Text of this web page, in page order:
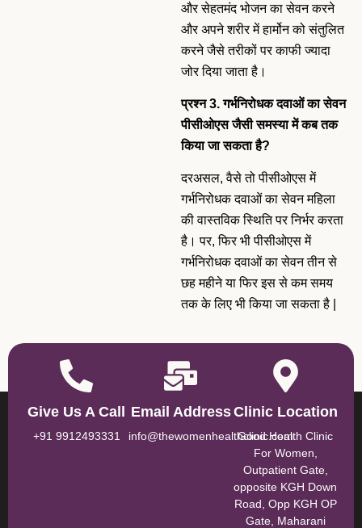
और सेहतमंद भोजन का सेवन करने
और अपने शरीर में हार्मोन को संतुलित
करने जैसे तरीकों पर काफी ज्यादा
जोर दिया जाता है।
प्रश्न 3. गर्भनिरोधक दवाओं का सेवन
पीसीओएस जैसी समस्या में कब तक
किया जा सकता है?
दरअसल, वैसे तो पीसीओएस में
गर्भनिरोधक दवाओं का सेवन महिला
की वास्तविक स्थिति पर निर्भर करता
है। पर, फिर भी पीसीओएस में
गर्भनिरोधक दवाओं का सेवन तीन से
छह महीने या फिर इस से कम समय
तक के लिए भी किया जा सकता है |
Give Us A Call
+91 9912493331
Email Address
info@thewomenhealthclinic.com
Clinic Location
Good Health Clinic
For Women,
Outpatient Gate,
opposite KGH Down
Road, Opp KGH OP
Gate, Maharani